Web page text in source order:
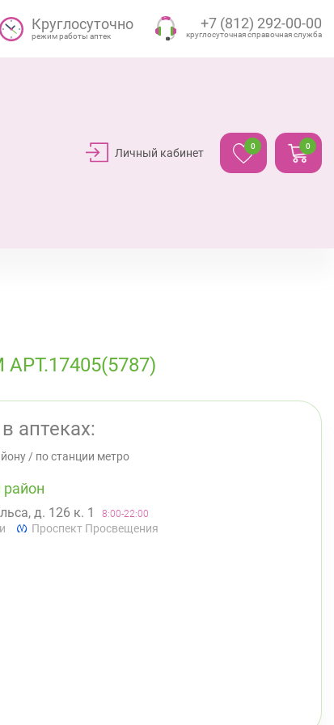
Круглосуточно
режим работы аптек
+7 (812) 292-00-00
круглосуточная справочная служба
Личный кабинет
0 0
аптеках:
/ по станции метро
д. 126 к. 1 8:00-22:00
Проспект Просвещения